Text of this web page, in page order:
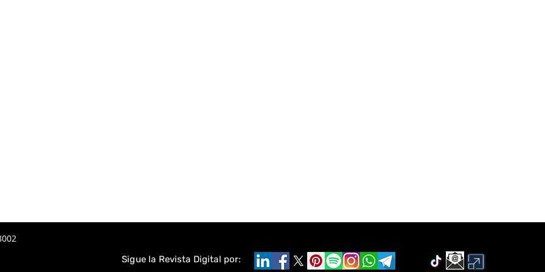
Sigue la Revista Digital por: